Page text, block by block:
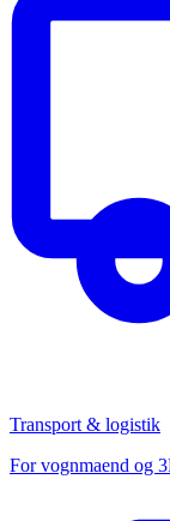
Transport & logistik
For vognmaend og